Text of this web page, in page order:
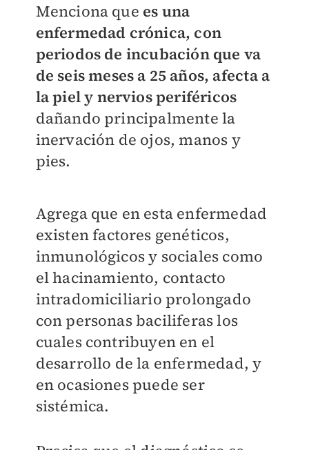
Menciona que es una
enfermedad crónica, con
periodos de incubación que va
de seis meses a 25 años, afecta a
la piel y nervios periféricos
dañando principalmente la
inervación de ojos, manos y
pies.
Agrega que en esta enfermedad
existen factores genéticos,
inmunológicos y sociales como
el hacinamiento, contacto
intradomiciliario prolongado
con personas baciliferas los
cuales contribuyen en el
desarrollo de la enfermedad, y
en ocasiones puede ser
sistémica.